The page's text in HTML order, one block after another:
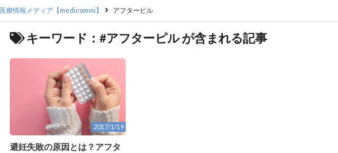
医療情報メディア【medicommi】 アフターピル
キーワード：#アフターピル が含まれる記事
2017/1/19
避妊失敗の原因とは？アフタ